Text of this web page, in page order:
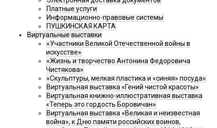
Платные услуги
Информационно-правовые системы
ПУШКИНСКАЯ КАРТА
Виртуальные выставки
«Участники Великой Отечественной войны в
искусстве»
«Жизнь и творчество Антонина Федоровича
Чистякова»
«Скульптуры, мелкая пластика и «синяя» посуда»
Виртуальная выставка «Гений чистой красоты»
Виртуальная книжно-иллюстративная выставка
«Теперь это гордость Боровичан»
Виртуальная выставка «Великая и неизвестная
война», к Дню памяти российских воинов,